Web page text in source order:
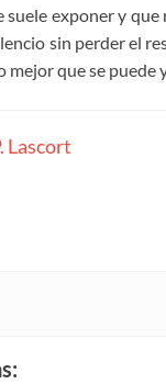
suele exponer y
sin perder el
mejor que se puede
Lascort